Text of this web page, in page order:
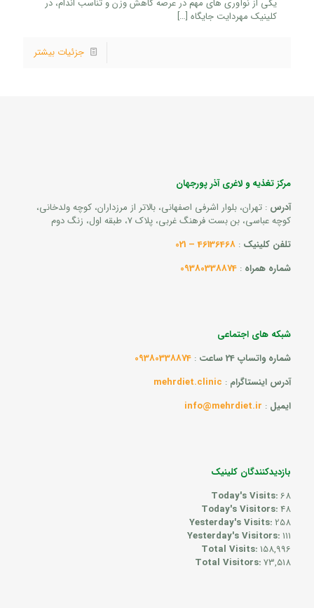
یکی از نوآوری های مهم در عرصه کاهش وزن و تناسب اندام، در
کلینیک مهردایت جایگاه […]
جزئیات بیشتر
مرکز تغذیه و لاغری آذر پورجهان
آدرس : تهران، بلوار اشرفی اصفهانی، بالاتر از مرزداران، کوچه ولدخانی،
کوچه عباسی، بن بست فرهنگ غربی، پلاک 7، طبقه اول، زنگ دوم
تلفن کلینیک :
46136468 – 021
شماره همراه :
09380338874
شبکه های اجتماعی
شماره واتساپ 24 ساعت
:
09380338874
آدرس اینستاگرام :
mehrdiet.clinic
ایمیل :
info@mehrdiet.ir
بازدیدکنندگان کلینیک
Today's Visits:68
Today's Visitors:48
Yesterday's Visits:258
Yesterday's Visitors:111
Total Visits:158,996
Total Visitors:73,518